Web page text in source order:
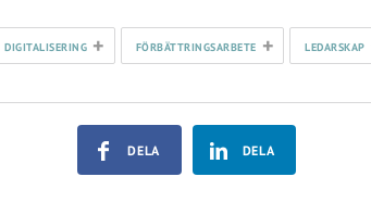
DIGITALISERING + FÖRBÄTTRINGSARBETE + LEDARSKAP
DELA DELA